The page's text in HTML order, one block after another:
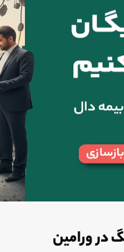
در ورامین